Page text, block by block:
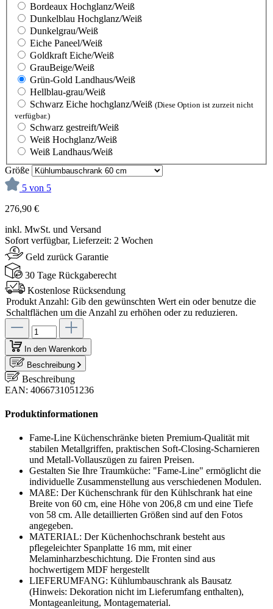
Bordeaux Hochglanz/Weiß
Dunkelblau Hochglanz/Weiß
Dunkelgrau/Weiß
Eiche Paneel/Weiß
Goldkraft Eiche/Weiß
GrauBeige/Weiß
Grün-Gold Landhaus/Weiß
Hellblau-grau/Weiß
Schwarz Eiche hochglanz/Weiß (Diese Option ist zurzeit nicht
verfügbar.)
Schwarz gestreift/Weiß
Weiß Hochglanz/Weiß
Weiß Landhaus/Weiß
Größe
5 von 5
276,90 €
inkl. MwSt. und Versand
Sofort verfügbar, Lieferzeit: 2 Wochen
Geld zurück Garantie
30 Tage Rückgaberecht
Kostenlose Rücksendung
Produkt Anzahl: Gib den gewünschten Wert ein oder benutze die
Schaltflächen um die Anzahl zu erhöhen oder zu reduzieren.
In den Warenkorb
Beschreibung
Beschreibung
EAN: 4066731051236
Produktinformationen
Fame-Line Küchenschränke bieten Premium-Qualität mit
stabilen Metallgriffen, praktischen Soft-Closing-Scharnieren
und Metall-Vollauszügen zu fairen Preisen.
Gestalten Sie Ihre Traumküche: "Fame-Line" ermöglicht die
individuelle Zusammenstellung aus verschiedenen Modulen.
MAßE: Der Küchenschrank für den Kühlschrank hat eine
Breite von 60 cm, eine Höhe von 206,8 cm und eine Tiefe
von 58 cm. Alle detaillierten Größen sind auf den Fotos
angegeben.
MATERIAL: Der Küchenhochschrank besteht aus
pflegeleichter Spanplatte 16 mm, mit einer
Melaminharzbeschichtung. Die Fronten sind aus
hochwertigem MDF hergestellt
LIEFERUMFANG: Kühlumbauschrank als Bausatz
(Hinweis: Dekoration nicht im Lieferumfang enthalten),
Montageanleitung, Montagematerial.